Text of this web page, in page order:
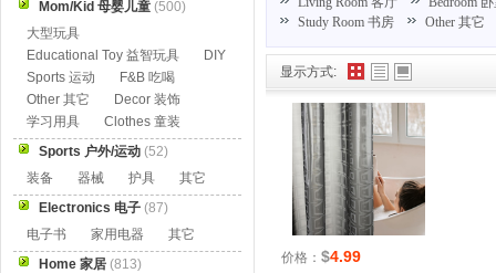
显示方式:
价格： $4.99
Study Room 书房
Other 其它
Mom/Kid 母婴儿童 (500)
大型玩具
Educational Toy 益智玩具
DIY
Sports 运动
F&B 吃喝
Other 其它
Decor 装饰
学习用具
Clothes 童装
Sports 户外/运动 (52)
装备
器械 护具
其它
Electronics 电子 (87)
电子书
家用电器
其它
Home 家居 (813)